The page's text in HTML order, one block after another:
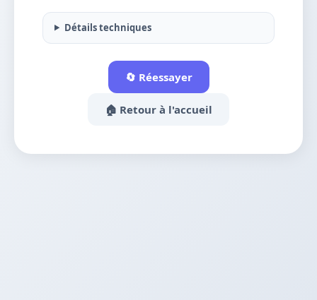
Détails techniques
🔄 Réessayer
🏠 Retour à l'accueil